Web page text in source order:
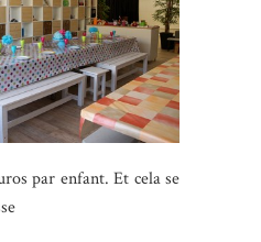
par enfant. Et cela se